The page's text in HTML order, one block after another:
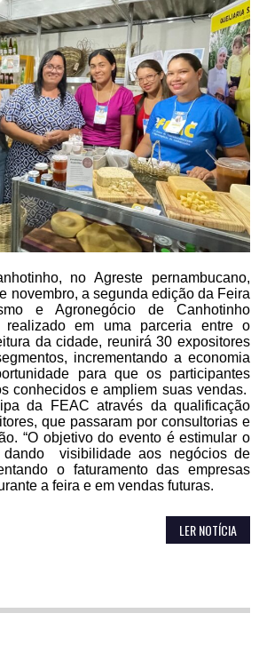
no Agreste pernambucano,
novembro, a segunda edição da Feira
e Agronegócio de Canhotinho
realizado em uma parceria entre o
da cidade, reunirá 30 expositores
incrementando a economia
para que os participantes
conhecidos e ampliem suas vendas.
da FEAC através da qualificação
que passaram por consultorias e
“O objetivo do evento é estimular o
dando visibilidade aos negócios de
o faturamento das empresas
a feira e em vendas futuras.
LER NOTÍCIA